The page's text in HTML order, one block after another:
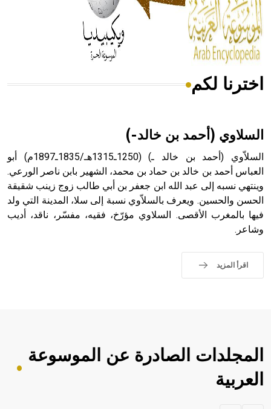
- هل تعلم أن المرجان إفراز حيواني يتكون في البحر ويتركب
من مادة كربونات الكلسيوم، وهو أحمر أو شديد الحمرة وهو
أجود أنواعه، ويمتاز بكبر الحجم ويسمى الش
هل تعلم أن الأبسيد كلمة فرنسية اللفظ تم اعتمادها مصطلحاً
- هل تعلم أن أبجر Abgar اسم معروف جيداً يعود إلى عدد من
الملوك الذين حكموا مدينة إديسا (الرها) من أبجر الأول وحتى
التاسع، وهم ينتسبون إلى أسرة أوسروين
اخترنا لكم
السلاوي (أحمد بن خالد-)
السلاّوي (أحمد بن خالد ـ) (1250ـ1315هـ/1835ـ1897م) أبو
العباس أحمد بن خالد بن حماد بن محمد، الشهير بابن ناصر الورعي.
وينتهي نسبه إلى عبد الله ابن جعفر بن أبي طالب زوج زينب شقيقة
الحسن والحسين. ويعرف بالسلاّوي نسبة إلى سلا، المدينة التي ولد
فيها بالمغرب الأقصى. السلاوي مؤرّخ، فقيه، مفسّر، ناقد، أديب
وشاعر.
اقرأ المزيد
المجلدات الصادرة عن الموسوعة
العربية